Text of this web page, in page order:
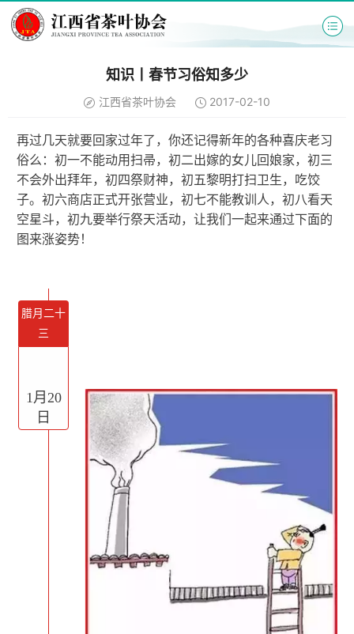
知识丨春节习俗知多少
江西省茶叶协会 2017-02-10
再过几天就要回家过年了，你还记得新年的各种喜庆老习
俗么：初一不能动用扫帚，初二出嫁的女儿回娘家，初三
不会外出拜年，初四祭财神，初五黎明打扫卫生，吃饺
子。初六商店正式开张营业，初七不能教训人，初八看天
空星斗，初九要举行祭天活动，让我们一起来通过下面的
图来涨姿势！
腊月二十
三
1月20
日